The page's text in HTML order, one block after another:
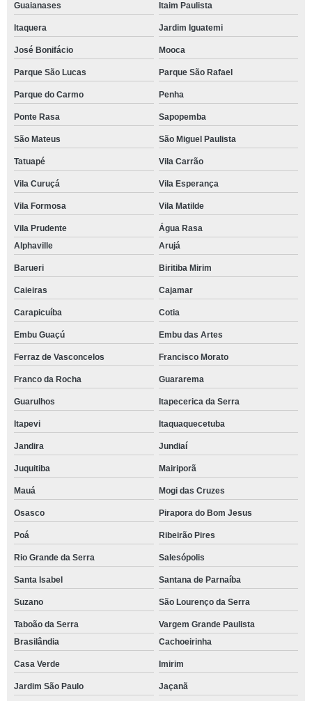
Guaianases Itaim Paulista
Itaquera Jardim Iguatemi
José Bonifácio Mooca
Parque São Lucas Parque São Rafael
Parque do Carmo Penha
Ponte Rasa Sapopemba
São Mateus São Miguel Paulista
Tatuapé Vila Carrão
Vila Curuçá Vila Esperança
Vila Formosa Vila Matilde
Vila Prudente
Água Rasa
Alphaville
Arujá
Barueri Biritiba Mirim
Caieiras Cajamar
Carapicuíba Cotia
Embu Guaçú Embu das Artes
Ferraz de Vasconcelos Francisco Morato
Franco da Rocha Guararema
Guarulhos Itapecerica da Serra
Itapevi Itaquaquecetuba
Jandira Jundiaí
Juquitiba Mairiporã
Mauá Mogi das Cruzes
Osasco Pirapora do Bom Jesus
Poá Ribeirão Pires
Rio Grande da Serra Salesópolis
Santa Isabel Santana de Parnaíba
Suzano São Lourenço da Serra
Taboão da Serra
Vargem Grande Paulista
Brasilândia
Cachoeirinha
Casa Verde Imirim
Jardim São Paulo Jaçanã